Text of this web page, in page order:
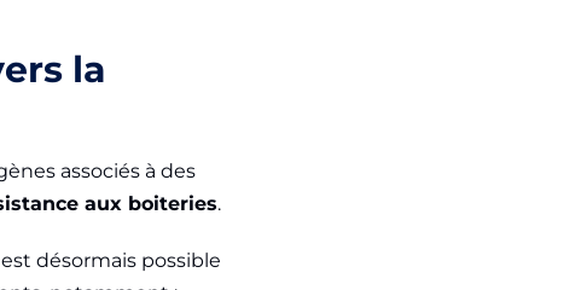
la
associés à des
aux boiteries.
désormais possible